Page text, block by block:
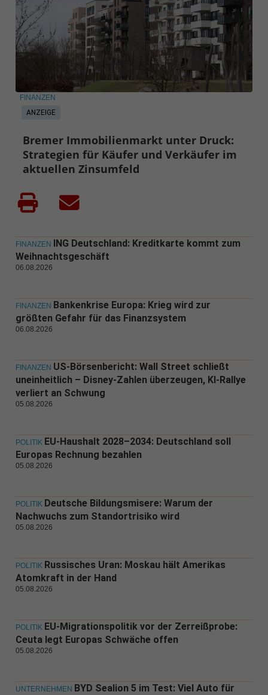
ANZEIGE
FINANZEN
Bremer Immobilienmarkt unter Druck:
Strategien für Käufer und Verkäufer im
aktuellen Zinsumfeld
FINANZEN ING Deutschland: Kreditkarte kommt zum
Weihnachtsgeschäft
06.08.2026
FINANZEN Bankenkrise Europa: Krieg wird zur
größten Gefahr für das Finanzsystem
06.08.2026
FINANZEN US-Börsenbericht: Wall Street schließt
uneinheitlich – Disney-Zahlen überzeugen, KI-Rallye
verliert an Schwung
05.08.2026
POLITIK EU-Haushalt 2028–2034: Deutschland soll
Europas Rechnung bezahlen
05.08.2026
POLITIK Deutsche Bildungsmisere: Warum der
Nachwuchs zum Standortrisiko wird
05.08.2026
POLITIK Russisches Uran: Moskau hält Amerikas
Atomkraft in der Hand
05.08.2026
POLITIK EU-Migrationspolitik vor der Zerreißprobe:
Ceuta legt Europas Schwäche offen
05.08.2026
UNTERNEHMEN BYD Sealion 5 im Test: Viel Auto für